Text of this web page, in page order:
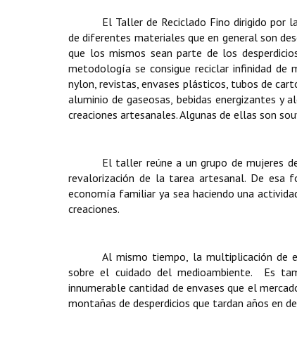
El Taller de Reciclado Fino dirigido por
de diferentes materiales que en general son
que los mismos sean parte de los
metodología se consigue reciclar infinidad de
nylon, revistas, envases plásticos, tubos de
aluminio de gaseosas, bebidas energizantes
creaciones artesanales. Algunas de ellas son
El taller reúne a un grupo de mujeres
revalorización de la tarea artesanal. De esa
economía familiar ya sea haciendo una
creaciones.
Al mismo tiempo, la multiplicación de
sobre el cuidado del medioambiente. Es
innumerable cantidad de envases que el
montañas de desperdicios que tardan años en